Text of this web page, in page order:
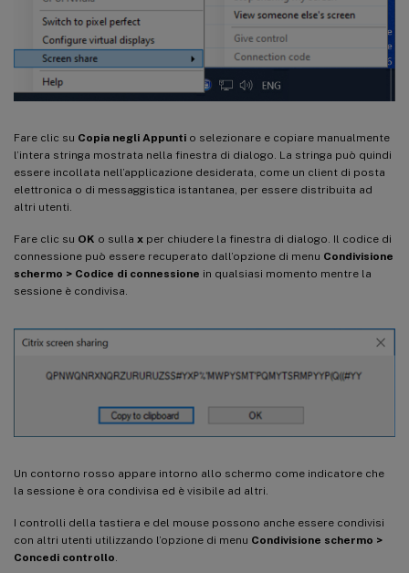
Fare clic su Copia negli Appunti o selezionare e copiare manualmente
l’intera stringa mostrata nella finestra di dialogo. La stringa può quindi
essere incollata nell’applicazione desiderata, come un client di posta
elettronica o di messaggistica istantanea, per essere distribuita ad
altri utenti.
Fare clic su OK o sulla x per chiudere la finestra di dialogo. Il codice di
connessione può essere recuperato dall’opzione di menu Condivisione
schermo > Codice di connessione in qualsiasi momento mentre la
sessione è condivisa.
Un contorno rosso appare intorno allo schermo come indicatore che
la sessione è ora condivisa ed è visibile ad altri.
I controlli della tastiera e del mouse possono anche essere condivisi
con altri utenti utilizzando l’opzione di menu Condivisione schermo >
Concedi controllo.